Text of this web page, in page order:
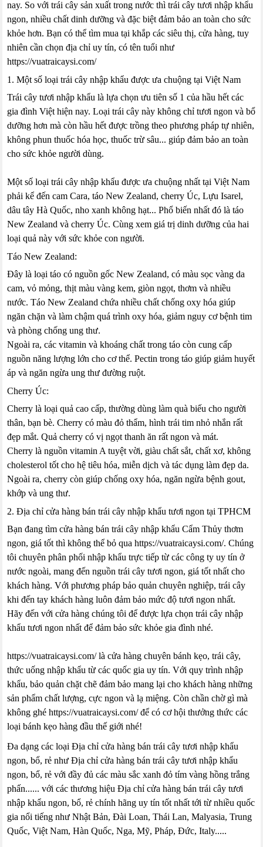
nay. So với trái cây sản xuất trong nước thì trái cây tươi nhập khẩu
ngon, nhiều chất dinh dưỡng và đặc biệt đảm bảo an toàn cho sức
khỏe hơn. Bạn có thể tìm mua tại khắp các siêu thị, cửa hàng, tuy
nhiên cần chọn địa chỉ uy tín, có tên tuổi như
https://vuatraicaysi.com/
1. Một số loại trái cây nhập khẩu được ưa chuộng tại Việt Nam
Trái cây tươi nhập khẩu là lựa chọn ưu tiên số 1 của hầu hết các
gia đình Việt hiện nay. Loại trái cây này không chỉ tươi ngon và bổ
dưỡng hơn mà còn hầu hết được trồng theo phương pháp tự nhiên,
không phun thuốc hóa học, thuốc trừ sâu... giúp đảm bảo an toàn
cho sức khỏe người dùng.
Một số loại trái cây nhập khẩu được ưa chuộng nhất tại Việt Nam
phải kể đến cam Cara, táo New Zealand, cherry Úc, Lựu Isarel,
dâu tây Hà Quốc, nho xanh không hạt... Phổ biến nhất đó là táo
New Zealand và cherry Úc. Cùng xem giá trị dinh dưỡng của hai
loại quả này với sức khỏe con người.
Táo New Zealand:
Đây là loại táo có nguồn gốc New Zealand, có màu sọc vàng da
cam, vỏ mỏng, thịt màu vàng kem, giòn ngọt, thơm và nhiều
nước. Táo New Zealand chứa nhiều chất chống oxy hóa giúp
ngăn chặn và làm chậm quá trình oxy hóa, giảm nguy cơ bệnh tim
và phòng chống ung thư.
Ngoài ra, các vitamin và khoáng chất trong táo còn cung cấp
nguồn năng lượng lớn cho cơ thể. Pectin trong táo giúp giảm huyết
áp và ngăn ngừa ung thư đường ruột.
Cherry Úc:
Cherry là loại quả cao cấp, thường dùng làm quà biếu cho người
thân, bạn bè. Cherry có màu đỏ thẩm, hình trái tim nhỏ nhắn rất
đẹp mắt. Quả cherry có vị ngọt thanh ăn rất ngon và mát.
Cherry là nguồn vitamin A tuyệt vời, giàu chất sắt, chất xơ, không
cholesterol tốt cho hệ tiêu hóa, miễn dịch và tác dụng làm đẹp da.
Ngoài ra, cherry còn giúp chống oxy hóa, ngăn ngừa bệnh gout,
khớp và ung thư.
2. Địa chỉ cửa hàng bán trái cây nhập khẩu tươi ngon tại TPHCM
Bạn đang tìm cửa hàng bán trái cây nhập khẩu Cẩm Thủy thơm
ngon, giá tốt thì không thể bỏ qua https://vuatraicaysi.com/. Chúng
tôi chuyên phân phối nhập khẩu trực tiếp từ các công ty uy tín ở
nước ngoài, mang đến nguồn trái cây tươi ngon, giá tốt nhất cho
khách hàng. Với phương pháp bảo quản chuyên nghiệp, trái cây
khi đến tay khách hàng luôn đảm bảo mức độ tươi ngon nhất.
Hãy đến với cửa hàng chúng tôi để được lựa chọn trái cây nhập
khẩu tươi ngon nhất để đảm bảo sức khỏe gia đình nhé.
https://vuatraicaysi.com/ là cửa hàng chuyên bánh kẹo, trái cây,
thức uống nhập khẩu từ các quốc gia uy tín. Với quy trình nhập
khẩu, bảo quản chặt chẽ đảm bảo mang lại cho khách hàng những
sản phẩm chất lượng, cực ngon và lạ miệng. Còn chần chờ gì mà
không ghé https://vuatraicaysi.com/ để có cơ hội thưởng thức các
loại bánh kẹo hàng đầu thế giới nhé!
Đa dạng các loại Địa chỉ cửa hàng bán trái cây tươi nhập khẩu
ngon, bổ, rẻ như Địa chỉ cửa hàng bán trái cây tươi nhập khẩu
ngon, bổ, rẻ với đầy đủ các màu sắc xanh đỏ tím vàng hồng trắng
phấn...... với các thương hiệu Địa chỉ cửa hàng bán trái cây tươi
nhập khẩu ngon, bổ, rẻ chính hãng uy tín tốt nhất tới từ nhiều quốc
gia nổi tiếng như Nhật Bản, Đài Loan, Thái Lan, Malyasia, Trung
Quốc, Việt Nam, Hàn Quốc, Nga, Mỹ, Pháp, Đức, Italy.....